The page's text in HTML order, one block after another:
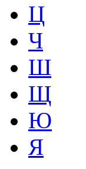
Ц
Ч
Ш
Щ
Ю
Я